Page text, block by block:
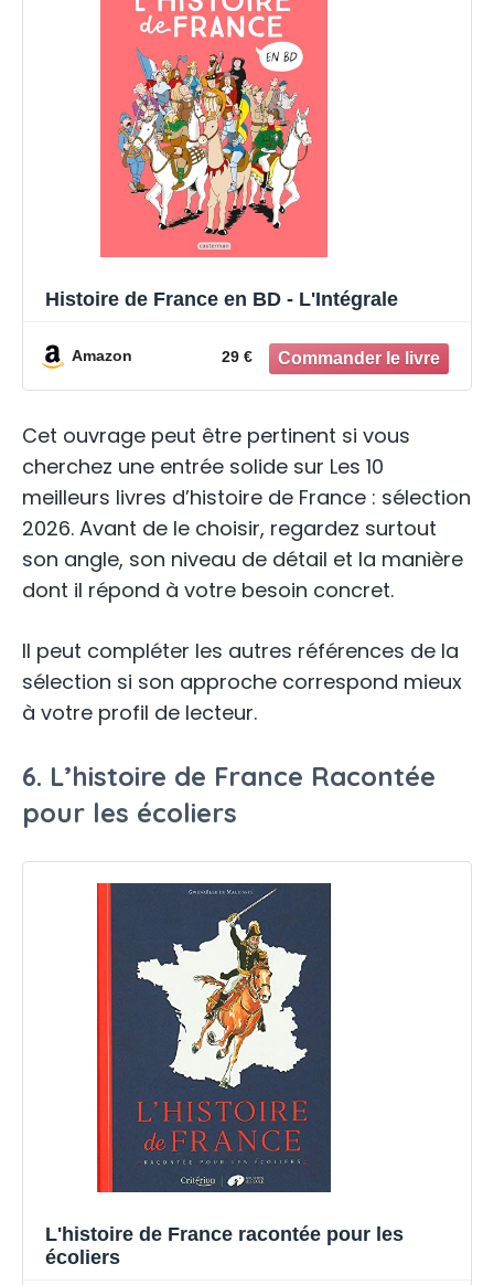
Histoire de France en BD - L'Intégrale
Amazon 29 €
Cet ouvrage peut être pertinent si vous
cherchez une entrée solide sur Les 10
meilleurs livres d’histoire de France : sélection
2026. Avant de le choisir, regardez surtout
son angle, son niveau de détail et la manière
dont il répond à votre besoin concret.
Il peut compléter les autres références de la
sélection si son approche correspond mieux
à votre profil de lecteur.
6. L’histoire de France Racontée
pour les écoliers
L'histoire de France racontée pour les
écoliers